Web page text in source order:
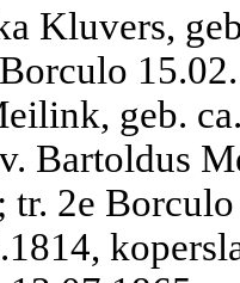
Kluvers,
geb.
Bartoldus
tr. 2e